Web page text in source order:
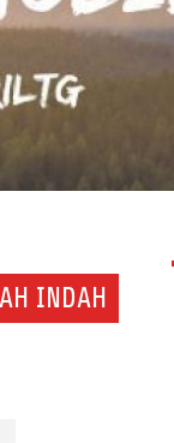
INDAH